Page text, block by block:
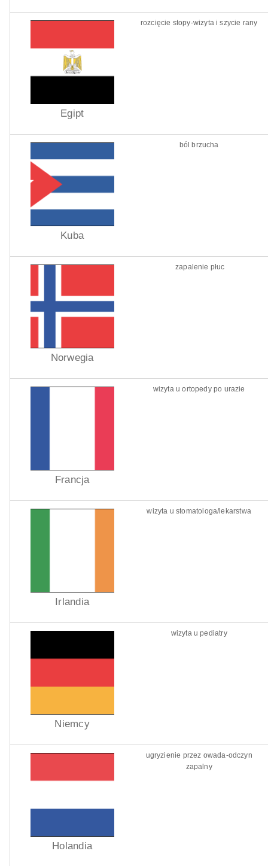
Egipt
rozcięcie stopy-wizyta i szycie rany
Kuba
ból brzucha
Norwegia
zapalenie płuc
Francja
wizyta u ortopedy po urazie
Irlandia
wizyta u stomatologa/lekarstwa
Niemcy
wizyta u pediatry
Holandia
ugryzienie przez owada-odczyn
zapalny